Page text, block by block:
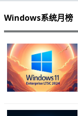
Windows系统月榜